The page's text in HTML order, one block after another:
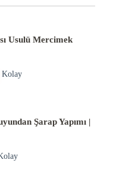
Usulü Mercimek
Kolay
Şarap Yapımı |